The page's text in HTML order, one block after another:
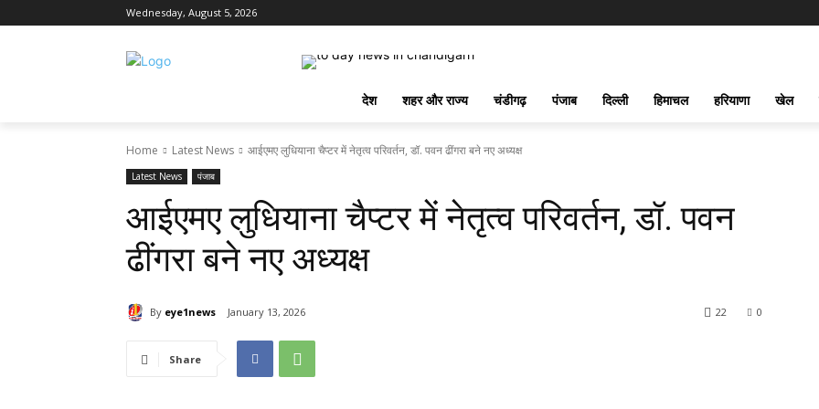
Wednesday, August 5, 2026
देश शहर और राज्य चंडीगढ़ पंजाब दिल्ली हिमाचल हरियाणा खेल
Home Latest News आईएमए लुधियाना चैप्टर में नेतृत्व परिवर्तन, डॉ. पवन ढींगरा बने नए अध्यक्ष
Latest News पंजाब
आईएमए लुधियाना चैप्टर में नेतृत्व परिवर्तन, डॉ. पवन
ढींगरा बने नए अध्यक्ष
By eye1news January 13, 2026 0
22
Share